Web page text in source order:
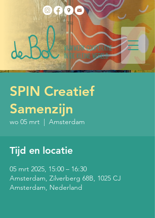
SPIN Creatief
Samenzijn
wo 05 mrt
  |
Amsterdam
Tijd en locatie
05 mrt 2025, 15:00 – 16:30
Amsterdam, Zilverberg 68B, 1025 CJ
Amsterdam, Nederland